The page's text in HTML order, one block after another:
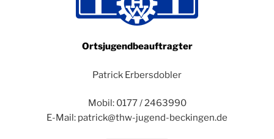
Ortsjugendbeauftragter
Patrick Erbersdobler
Mobil: 0177 / 2463990
E-Mail: patrick@thw-jugend-beckingen.de